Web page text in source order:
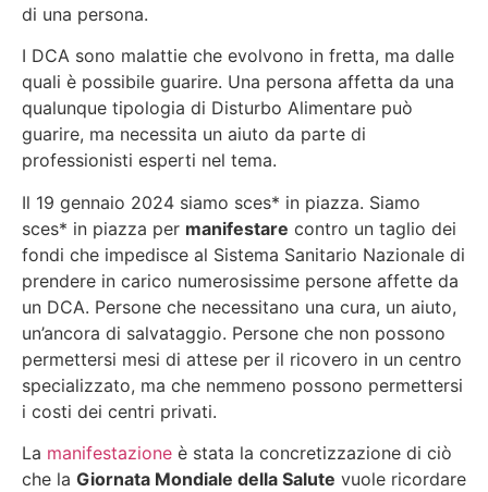
di una persona.
I DCA sono malattie che evolvono in fretta, ma dalle
quali è possibile guarire. Una persona affetta da una
qualunque tipologia di Disturbo Alimentare può
guarire, ma necessita un aiuto da parte di
professionisti esperti nel tema.
Il 19 gennaio 2024 siamo sces* in piazza. Siamo
sces* in piazza per manifestare contro un taglio dei
fondi che impedisce al Sistema Sanitario Nazionale di
prendere in carico numerosissime persone affette da
un DCA. Persone che necessitano una cura, un aiuto,
un’ancora di salvataggio. Persone che non possono
permettersi mesi di attese per il ricovero in un centro
specializzato, ma che nemmeno possono permettersi
i costi dei centri privati.
La manifestazione è stata la concretizzazione di ciò
che la Giornata Mondiale della Salute vuole ricordare